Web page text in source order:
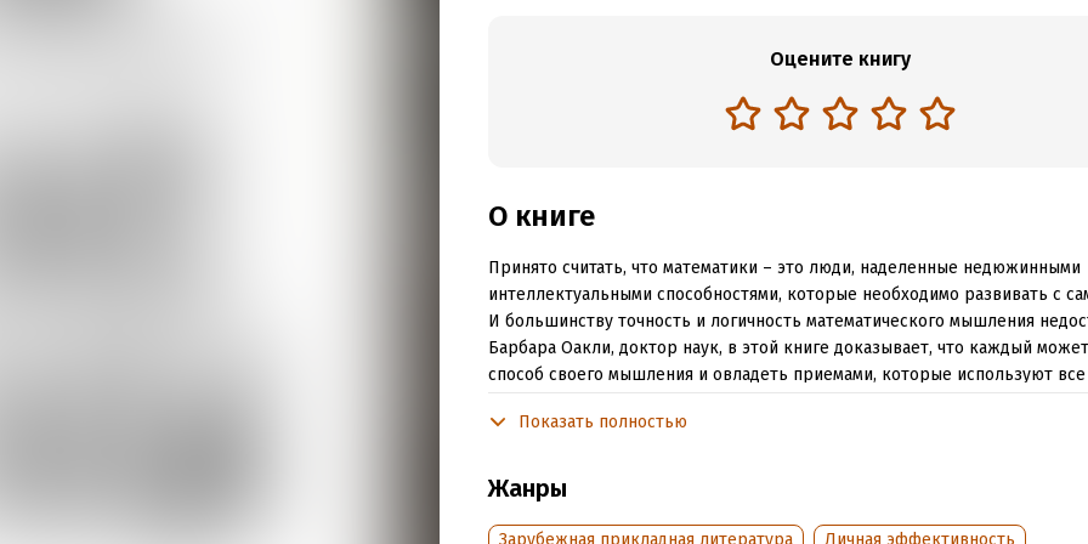
Оцените книгу
О книге
Принято считать, что математики – это люди, наделенные недюжинными
интеллектуальными способностями, которые необходимо развивать с
И большинству точность и логичность математического мышления
Барбара Оакли, доктор наук, в этой книге доказывает, что каждый
способ своего мышления и овладеть приемами, которые используют все
и подтверждает на конкретных примерах, что каждый может изменить
специалисты по точным и естественным наукам. Прочитав эту книгу, вы
эффективно решать задачи из любой области знаний; освоите метод
(чередование разных типов задач); научитесь «сжимать» ключевые идеи
Показать полностью
Жанры
Зарубежная прикладная литература
Личная эффективность